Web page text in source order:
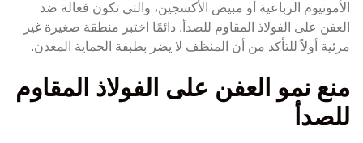
الأمونيوم الرباعية أو مبيض الأكسجين، والتي تكون فعالة ضد
العفن على الفولاذ المقاوم للصدأ. دائمًا اختبر منطقة صغيرة غير
مرئية أولاً للتأكد من أن المنظف لا يضر بطبقة الحماية المعدن.
منع نمو العفن على الفولاذ المقاوم
للصدأ